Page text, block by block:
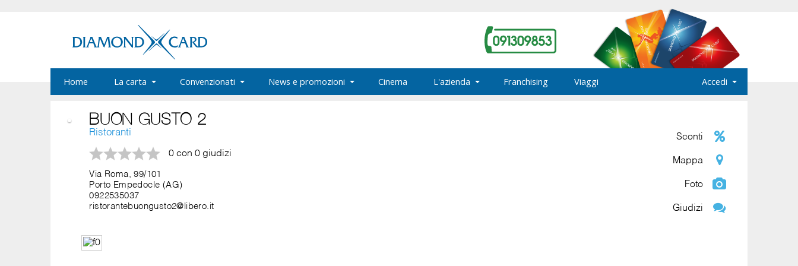
Home La carta Convenzionati News e promozioni Cinema L'azienda Franchising Viaggi Accedi
BUON GUSTO 2
Ristoranti
0 con 0 giudizi
Via Roma, 99/101
Porto Empedocle (AG)
0922535037
ristorantebuongusto2@libero.it
Sconti
Mappa
Foto
Giudizi